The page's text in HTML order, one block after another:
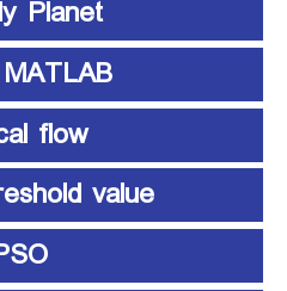
Planet
MATLAB متلب
flow
value